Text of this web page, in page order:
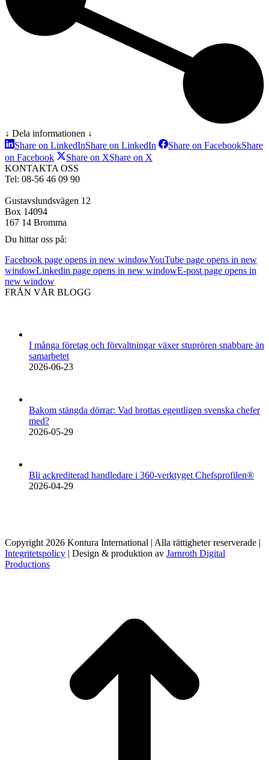
↓ Dela informationen ↓
Share on LinkedInShare on LinkedIn Share on FacebookShare
on Facebook
Share on XShare on X
KONTAKTA OSS
Tel: 08-56 46 09 90
Gustavslundsvägen 12
Box 14094
167 14 Bromma
Du hittar oss på:
Facebook page opens in new windowYouTube page opens in new
windowLinkedin page opens in new windowE-post page opens in
new window
FRÅN VÅR BLOGG
I många företag och förvaltningar växer stuprören snabbare än
samarbetet
2026-06-23
Bakom stängda dörrar: Vad brottas egentligen svenska chefer
med?
2026-05-29
Bli ackrediterad handledare i 360-verktyget Chefsprofilen®
2026-04-29
Copyright 2026 Kontura International | Alla rättigheter reserverade |
Integritetspolicy | Design & produktion av Jarnroth Digital
Productions